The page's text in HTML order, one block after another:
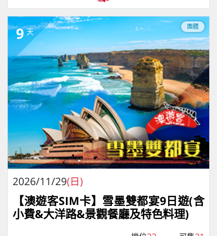
9 天
團體
2026/11/29(日)
【澳遊客SIM卡】雪墨雙都宴9日遊(含
小費&大洋路&景觀餐廳及特色料理)